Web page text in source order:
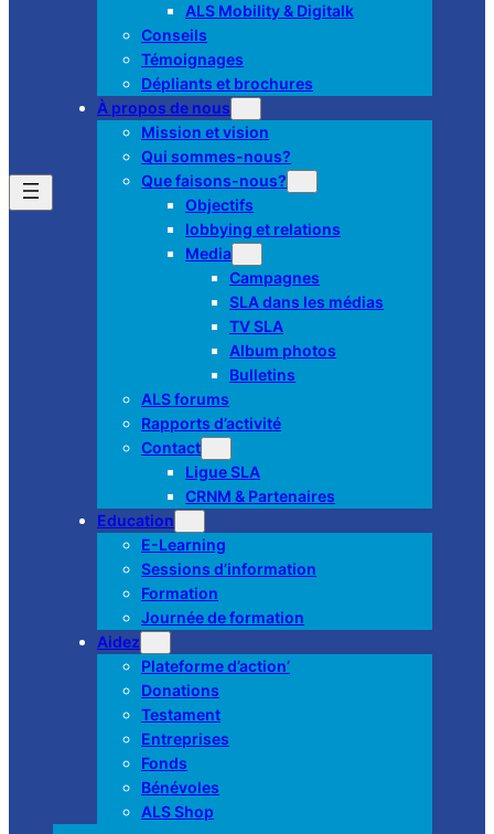
ALS Mobility & Digitalk
Conseils
Témoignages
Dépliants et brochures
À propos de nous
Mission et vision
Qui sommes-nous?
Que faisons-nous?
Objectifs
lobbying et relations
Media
Campagnes
SLA dans les médias
TV SLA
Album photos
Bulletins
ALS forums
Rapports d’activité
Contact
Ligue SLA
CRNM & Partenaires
Education
E-Learning
Sessions d’information
Formation
Journée de formation
Aidez
Plateforme d’action’
Donations
Testament
Entreprises
Fonds
Bénévoles
ALS Shop